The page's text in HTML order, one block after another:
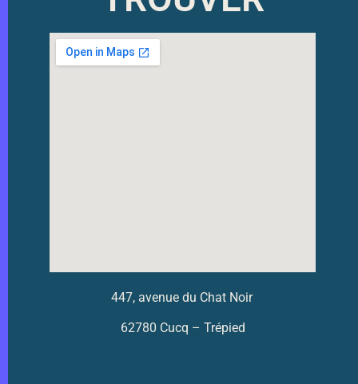
447, avenue du Chat Noir
62780 Cucq – Trépied